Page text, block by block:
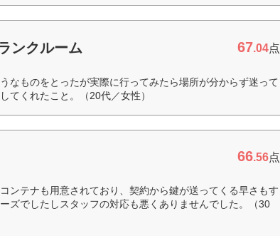
ンクルーム 67.04点
なものをとったが実際に行ってみたら場所が分からず迷って
てくれたこと。（20代／女性）
66.56点
ンテナも用意されており、契約から鍵が送ってくる早さもす
ズでしたしスタッフの対応も悪くありませんでした。（30